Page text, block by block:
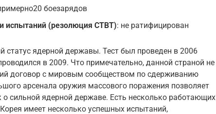
боезарядов
испытаний (резолюция CTBT): не ратифицирован
ядерной державы. Тест был проведен в 2006
в 2009. Что примечательно, данной страной не
договор с мировым сообществом по сдерживанию
арсенала оружия массового поражения позволяет
о сильной ядерной державе. Есть несколько работающих
имеет несколько успешных испытаний,